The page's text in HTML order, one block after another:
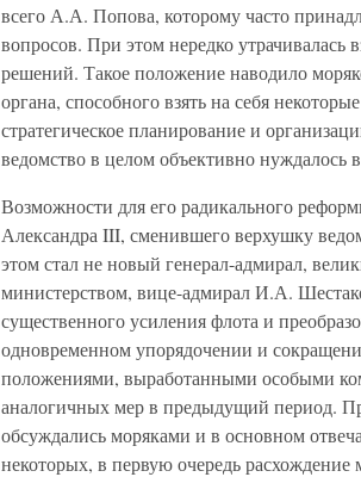
всего А.А. Попова, которому часто
вопросов. При этом нередко утрачивалась
решений. Такое положение наводило
органа, способного взять на себя
стратегическое планирование и
ведомство в целом объективно нуждалось
Возможности для его радикального
Александра III, сменившего верхушку
этом стал не новый генерал-адмирал,
министерством, вице-адмирал И.А.
существенного усиления флота и
одновременном упорядочении и
положениями, выработанными особыми
аналогичных мер в предыдущий период.
обсуждались моряками и в основном
некоторых, в первую очередь